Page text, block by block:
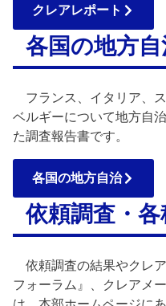
クレアレポート
各国の地方自
フランス、イタリア、
ベルギーについて地方自
た調査報告書です。
各国の地方自治
依頼調査・
依頼調査の結果やクレ
フォーラム』、クレアメ